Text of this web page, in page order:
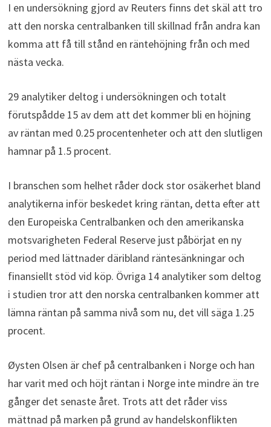
I en undersökning gjord av Reuters finns det skäl att tro
att den norska centralbanken till skillnad från andra kan
komma att få till stånd en räntehöjning från och med
nästa vecka.
29 analytiker deltog i undersökningen och totalt
förutspådde 15 av dem att det kommer bli en höjning
av räntan med 0.25 procentenheter och att den slutligen
hamnar på 1.5 procent.
I branschen som helhet råder dock stor osäkerhet bland
analytikerna inför beskedet kring räntan, detta efter att
den Europeiska Centralbanken och den amerikanska
motsvarigheten Federal Reserve just påbörjat en ny
period med lättnader däribland räntesänkningar och
finansiellt stöd vid köp. Övriga 14 analytiker som deltog
i studien tror att den norska centralbanken kommer att
lämna räntan på samma nivå som nu, det vill säga 1.25
procent.
Øysten Olsen är chef på centralbanken i Norge och han
har varit med och höjt räntan i Norge inte mindre än tre
gånger det senaste året. Trots att det råder viss
mättnad på marken på grund av handelskonflikten